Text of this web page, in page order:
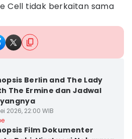
Cell tidak berkaitan sama
Berlin and The Lady
The Ermine dan Jadwal
2026, 22:00 WIB
Film Dokumenter